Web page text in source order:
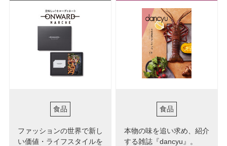
食品
ファッションの世界で新し
い価値・ライフスタイルを
食品
本物の味を追い求め、紹介
する雑誌『dancyu』。